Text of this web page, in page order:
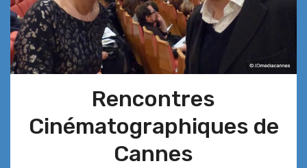
Rencontres
Cinématographiques de
Cannes